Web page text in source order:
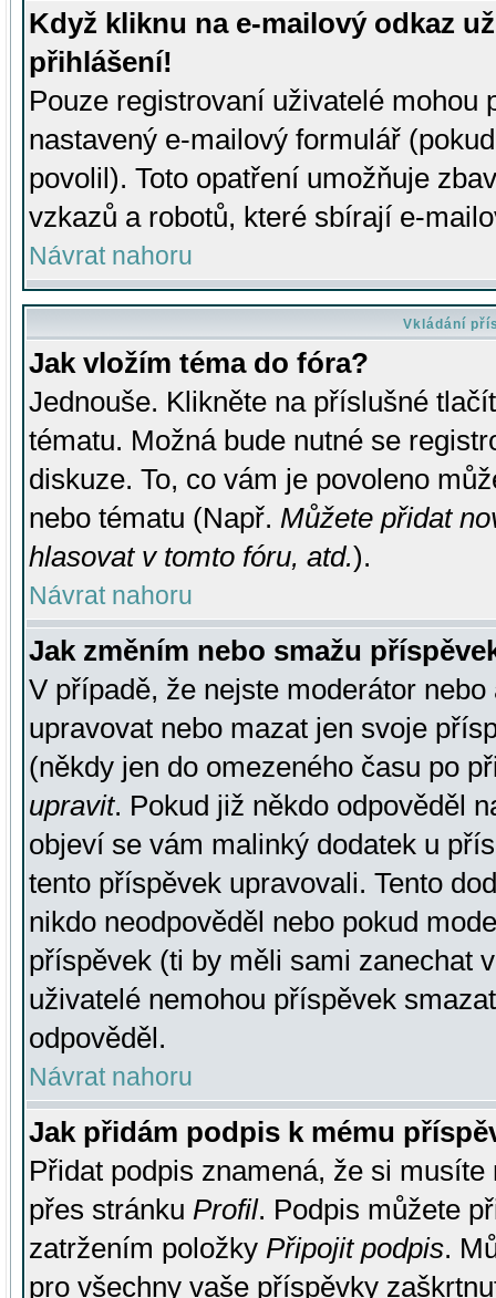
Když kliknu na e-mailový odkaz
přihlášení!
Pouze registrovaní uživatelé mohou
nastavený e-mailový formulář
povolil). Toto opatření umožňuje
vzkazů a robotů, které sbírají e-
Návrat nahoru
Vkládání
Jak vložím téma do fóra?
Jednouše. Klikněte na příslušné
tématu. Možná bude nutné se
diskuze. To, co vám je povoleno
nebo tématu (Např. Můžete přidat
hlasovat v tomto fóru, atd.).
Návrat nahoru
Jak změním nebo smažu
V případě, že nejste moderátor
upravovat nebo mazat jen svoje
(někdy jen do omezeného času po
upravit. Pokud již někdo odpověděl
objeví se vám malinký dodatek u
tento příspěvek upravovali. Tento
nikdo neodpověděl nebo pokud
příspěvek (ti by měli sami zanechat
uživatelé nemohou příspěvek
odpověděl.
Návrat nahoru
Jak přidám podpis k mému
Přidat podpis znamená, že si
přes stránku Profil. Podpis můžete
zatržením položky Připojit podpis.
pro všechny vaše příspěvky